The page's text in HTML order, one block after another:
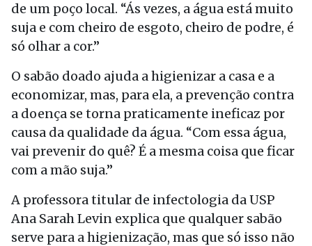
de um poço local. “Ás vezes, a água está muito
suja e com cheiro de esgoto, cheiro de podre, é
só olhar a cor.”
O sabão doado ajuda a higienizar a casa e a
economizar, mas, para ela, a prevenção contra
a doença se torna praticamente ineficaz por
causa da qualidade da água. “Com essa água,
vai prevenir do quê? É a mesma coisa que ficar
com a mão suja.”
A professora titular de infectologia da USP
Ana Sarah Levin explica que qualquer sabão
serve para a higienização, mas que só isso não